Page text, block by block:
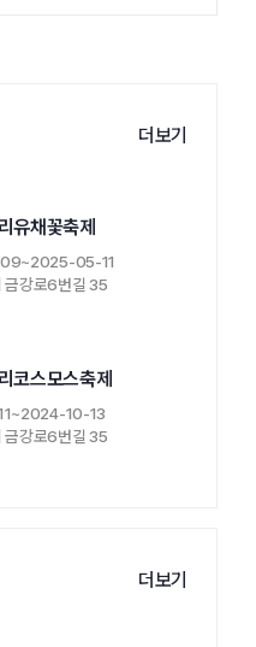
더보기
유채꽃축제
05-11
금강로6번길 35
코스모스축제
10-13
금강로6번길 35
더보기